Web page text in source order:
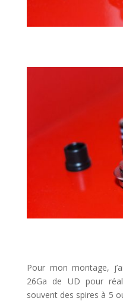
Pour mon montage,
26Ga de UD pour
souvent des spires à 5